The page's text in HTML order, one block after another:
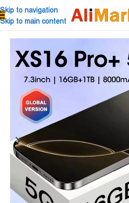
Skip to navigation
Skip to main content